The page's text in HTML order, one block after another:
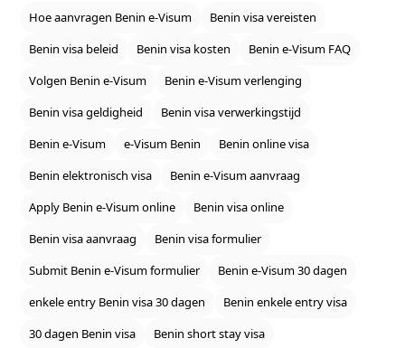
Hoe aanvragen Benin e‑Visum
Benin visa vereisten
Benin visa beleid
Benin visa kosten
Benin e‑Visum FAQ
Volgen Benin e‑Visum
Benin e‑Visum verlenging
Benin visa geldigheid
Benin visa verwerkingstijd
Benin e‑Visum
e‑Visum Benin
Benin online visa
Benin elektronisch visa
Benin e‑Visum aanvraag
Apply Benin e‑Visum online
Benin visa online
Benin visa aanvraag
Benin visa formulier
Submit Benin e‑Visum formulier
Benin e‑Visum 30 dagen
enkele entry Benin visa 30 dagen
Benin enkele entry visa
30 dagen Benin visa
Benin short stay visa